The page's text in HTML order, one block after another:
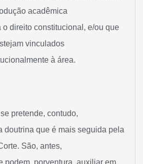
acadêmica
direito constitucional, e/ou que
vinculados
à área.
pretende, contudo,
doutrina que é mais seguida pela
São, antes,
podem, porventura, auxiliar em